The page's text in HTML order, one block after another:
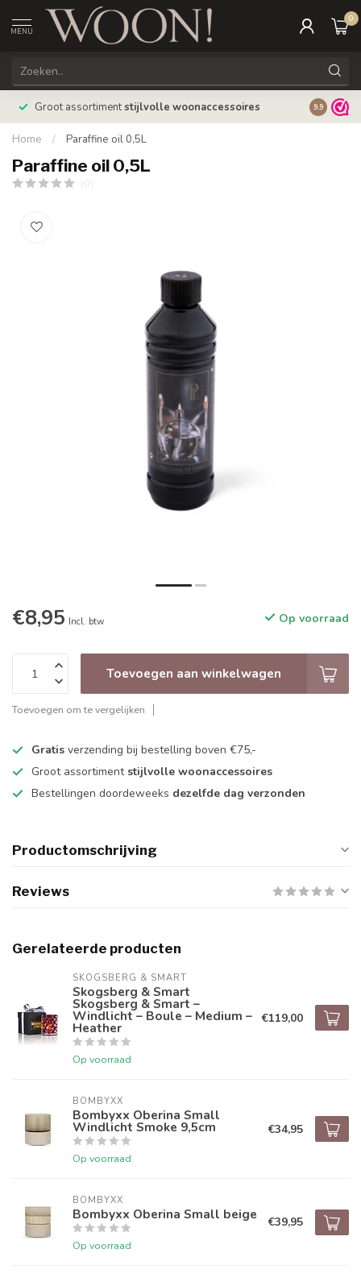
MENU
0
Groot assortimentstijlvolle woonaccessoires 9.9
Home / Paraffine oil 0,5L
Paraffine oil 0,5L
(0)
€8,95 Incl. btw Op voorraad
Toevoegen aan winkelwagen
Toevoegen om te vergelijken
Gratis verzending bij bestelling boven €75,-
Groot assortiment stijlvolle woonaccessoires
Bestellingen doordeweeks dezelfde dag verzonden
Productomschrijving
Reviews
Gerelateerde producten
SKOGSBERG & SMART
Skogsberg & Smart
Skogsberg & Smart –
Windlicht – Boule – Medium –
Heather
Op voorraad
€119,00
BOMBYXX
Bombyxx Oberina Small
Windlicht Smoke 9,5cm
Op voorraad
€34,95
BOMBYXX
Bombyxx Oberina Small beige
Op voorraad
€39,95